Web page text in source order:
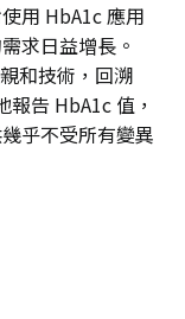
用 HbA1c 應用
求日益增長。
和技術，回溯
報告 HbA1c 值，
乎不受所有變異